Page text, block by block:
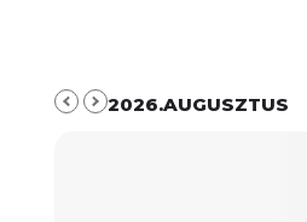
2026.AUGUSZTUS